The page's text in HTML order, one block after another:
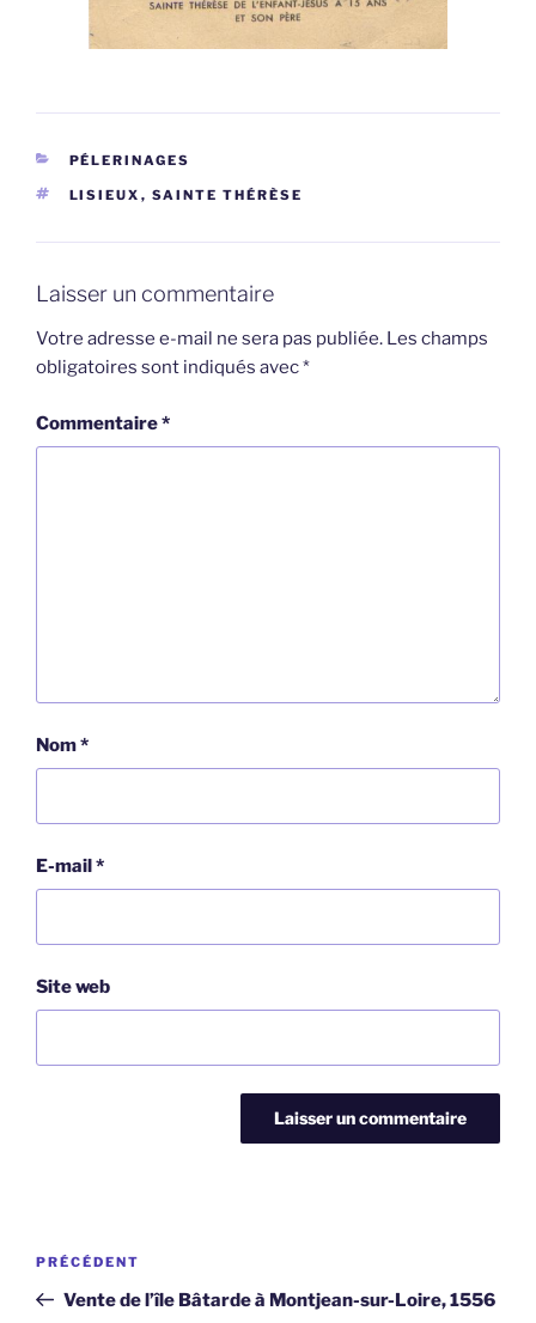
CATÉGORIES
PÉLERINAGES
ÉTIQUETTES
LISIEUX , SAINTE THÉRÈSE
Laisser un commentaire
Votre adresse e-mail ne sera pas publiée. Les champs
obligatoires sont indiqués avec*
Commentaire*
Nom*
E-mail*
Site web
Navigation
l’article
Article
précédent
PRÉCÉDENT
Vente de l’île Bâtarde à Montjean-sur-Loire, 1556